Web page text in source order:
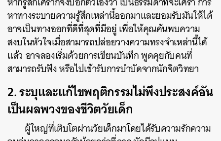
หาทางระบายความรู้สึกเหล่านี้ออกมาและยอมรับมันให้ได้
อาจเป็นทางออกที่ดีที่สุดที่มีอยู่ เพื่อให้คุณค้นพบความ
สงบในหัวใจเมื่อสามารถปล่อยวางความทรงจำเหล่านี้ได้
แล้ว อาจลองเริ่มด้วยการเขียนบันทึก พูดคุยกับคนที่
สามารถรับฟัง หรือไปเข้ารับการบำบัดจากนักจิตวิทยา
2. ระบุและแก้ไขพฤติกรรมไม่พึงประสงค์อัน
เป็นผลพวงของชีวิตวัยเด็ก
ผู้ใหญ่ที่เติบโตผ่านวัยเด็กมาโดยได้รับความรักความ